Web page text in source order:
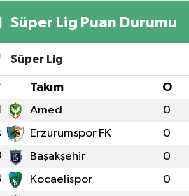
ÜNÜVERSİTESİ HASTANESİNİN KARŞISI TRAFİK
YANI Üniversite Mah.Yunus Emre Bulvarı
A
Süper Lig Puan Durumu
Süper Lig
Takım O
Amed 0
Erzurumspor FK 0
Başakşehir 0
Kocaelispor 0